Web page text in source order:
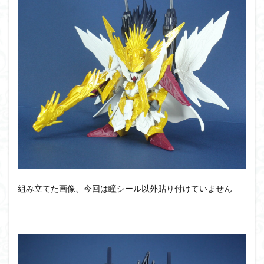
組み立てた画像、今回は瞳シール以外貼り付けていません